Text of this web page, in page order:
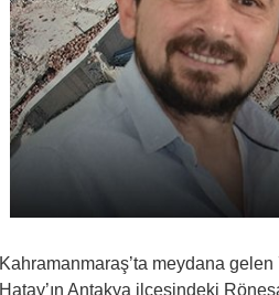
Kahramanmaraş’ta meydana
Hatay’ın Antakya ilçesindeki